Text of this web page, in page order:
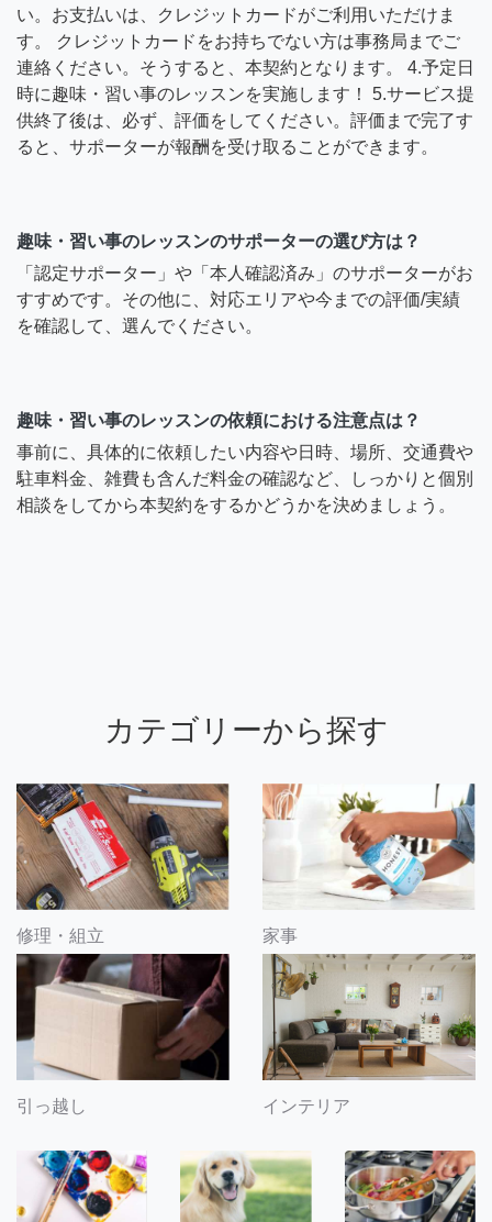
い。お支払いは、クレジットカードがご利用いただけま
す。 クレジットカードをお持ちでない方は事務局までご
連絡ください。そうすると、本契約となります。 4.予定日
時に趣味・習い事のレッスンを実施します！ 5.サービス提
供終了後は、必ず、評価をしてください。評価まで完了す
ると、サポーターが報酬を受け取ることができます。
趣味・習い事のレッスンのサポーターの選び方は？
「認定サポーター」や「本人確認済み」のサポーターがお
すすめです。その他に、対応エリアや今までの評価/実績
を確認して、選んでください。
趣味・習い事のレッスンの依頼における注意点は？
事前に、具体的に依頼したい内容や日時、場所、交通費や
駐車料金、雑費も含んだ料金の確認など、しっかりと個別
相談をしてから本契約をするかどうかを決めましょう。
カテゴリーから探す
修理・組立 家事
引っ越し インテリア